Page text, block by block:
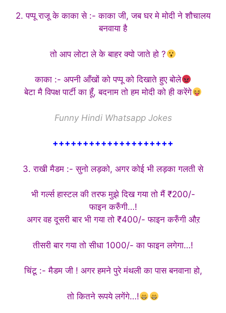
2. पप्पू राजू के काका से :- काका जी, जब घर मे मोदी ने शौचालय
बनवाया है
तो आप लोटा ले के बाहर क्यो जाते हो ?
काका :- अपनी आँखों को पप्पू को दिखाते हुए बोले
बेटा मै विपक्ष पार्टी का हूँ, बदनाम तो हम मोदी को ही करेंगे
Funny Hindi Whatsapp Jokes
++++++++++++++++++++
3. राखी मैडम :- सुनो लड़को, अगर कोई भी लड़का गलती से
भी गर्ल्स हास्टल की तरफ मुझे दिख गया तो मैं ₹200/-
फाइन करुँगी…!
अगर वह दूसरी बार भी गया तो ₹400/- फाइन करुँगी औऱ
तीसरी बार गया तो सीधा 1000/- का फाइन लगेगा…!
चिंटू :- मैडम जी ! अगर हमने पुरे मंथली का पास बनवाना हो,
तो कितने रूपये लगेंगे…!